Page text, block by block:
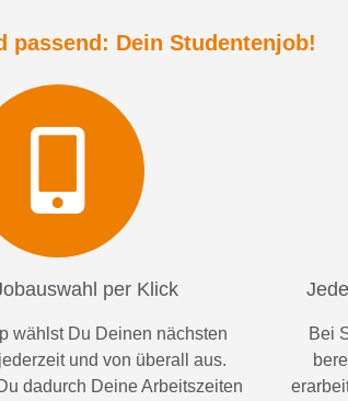
passend: Dein Studentenjob!
per Klick
wählst Du Deinen nächsten
und von überall aus.
dadurch Deine Arbeitszeiten
Bei